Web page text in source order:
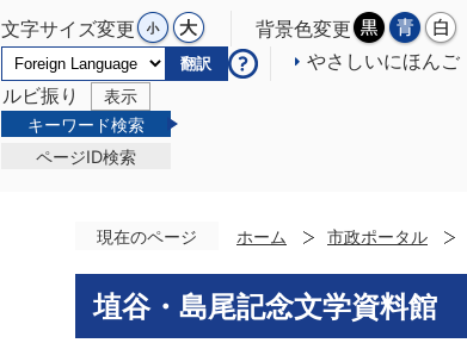
文字サイズ変更 背景色変更
翻訳 やさしいにほんご
ルビ振り
表示
キーワード検索
ページID検索
現在のページ ホーム 市政ポータル
埴谷・島尾記念文学資料館